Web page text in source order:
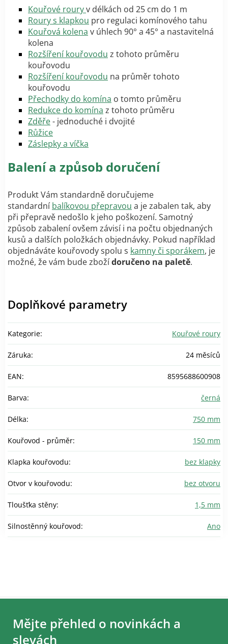
Kouřové rouryv délkách od 25 cm do 1 m
Roury s klapkou pro regulaci komínového tahu
Kouřová kolena v úhlech 90° a 45° a nastavitelná
kolena
Rozšíření kouřovodu z tohoto průměru
kouřovodu
Rozšíření kouřovodu na průměr tohoto
kouřovodu
Přechodky do komína o tomto průměru
Redukce do komína z tohoto průměru
Zděře- jednoduché i dvojité
Růžice
Záslepky a víčka
Balení a způsob doručení
Produkt Vám standardně doručujeme
standardní balíkovou přepravou a je zabalen tak, aby
při přepravě nedošlo k jeho poškození. Samotný
způsob zabalení ovšem závisí i na počtu objednaných
kusů a dalších položkách objednávky. Pokud například
objednáváte kouřovody spolu s kamny či sporákem, je
možné, že vám bude zbožídoručeno na paletě.
Doplňkové parametry
Kategorie: Kouřové roury
Záruka: 24 měsíců
EAN: 8595688600908
Barva: černá
Délka: 750 mm
Kouřovod - průměr: 150 mm
Klapka kouřovodu: bez klapky
Otvor v kouřovodu: bez otvoru
Tloušťka stěny: 1,5 mm
Silnostěnný kouřovod: Ano
Z
Mějte přehled o novinkách a
slevách